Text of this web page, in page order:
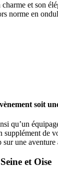
et son
en
soit
qu’un
supplément
une
et Oise